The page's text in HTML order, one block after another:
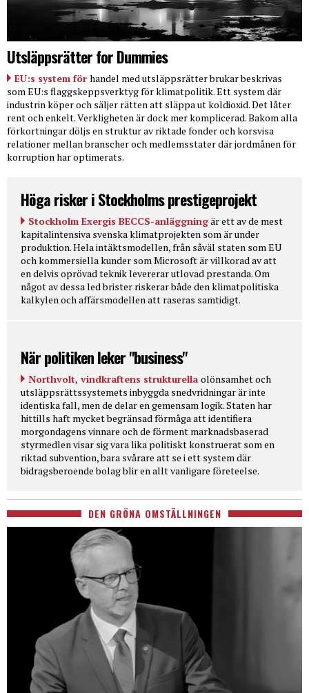
Utsläppsrätter for Dummies
EU:s system för handel med utsläppsrätter brukar beskrivas
som EU:s flaggskeppsverktyg för klimatpolitik. Ett system där
industrin köper och säljer rätten att släppa ut koldioxid. Det låter
rent och enkelt. Verkligheten är dock mer komplicerad. Bakom alla
förkortningar döljs en struktur av riktade fonder och korsvisa
relationer mellan branscher och medlemsstater där jordmånen för
korruption har optimerats.
Höga risker i Stockholms prestigeprojekt
Stockholm Exergis BECCS-anläggningär ett av de mest
kapitalintensiva svenska klimatprojekten som är under
produktion. Hela intäktsmodellen, från såväl staten som EU
och kommersiella kunder som Microsoft är villkorad av att
en delvis oprövad teknik levererar utlovad prestanda. Om
något av dessa led brister riskerar både den klimatpolitiska
kalkylen och affärsmodellen att raseras samtidigt.
När politiken leker "business"
Northvolt, vindkraftens strukturella olönsamhet och
utsläppsrättssystemets inbyggda snedvridningar är inte
identiska fall, men de delar en gemensam logik. Staten har
hittills haft mycket begränsad förmåga att identifiera
morgondagens vinnare och de förment marknadsbaserad
styrmedlen visar sig vara lika politiskt konstruerat som en
riktad subvention, bara svårare att se i ett system där
bidragsberoende bolag blir en allt vanligare företeelse.
DEN GRÖNA OMSTÄLLNINGEN